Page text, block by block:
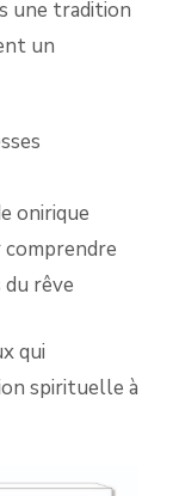
une tradition
un
onirique
rêve
qui
spirituelle à